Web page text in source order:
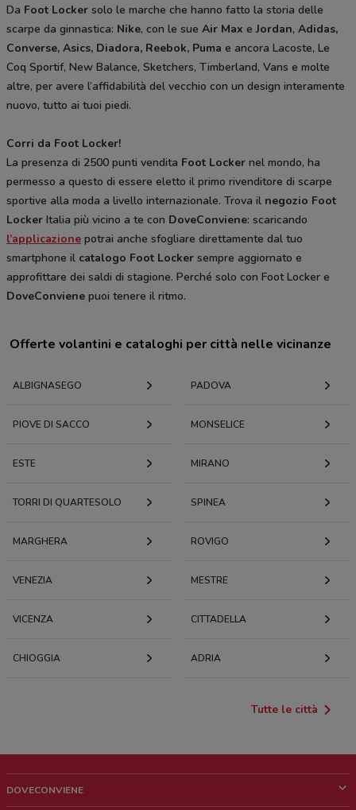
Da Foot Locker solo le marche che hanno fatto la storia delle
scarpe da ginnastica: Nike, con le sue Air Max eJordan, Adidas,
Converse, Asics, Diadora, Reebok, Puma e ancora Lacoste, Le
Coq Sportif, New Balance, Sketchers, Timberland, Vans e molte
altre, per avere l’affidabilità del vecchio con un design interamente
nuovo, tutto ai tuoi piedi.
Corri da Foot Locker!
La presenza di 2500 punti vendita Foot Locker nel mondo, ha
permesso a questo di essere eletto il primo rivenditore di scarpe
sportive alla moda a livello internazionale. Trova il negozio Foot
Locker Italia più vicino a te con DoveConviene: scaricando
l’applicazione potrai anche sfogliare direttamente dal tuo
smartphone il catalogo Foot Locker sempre aggiornato e
approfittare dei saldi di stagione. Perché solo con Foot Locker e
DoveConviene puoi tenere il ritmo.
Offerte volantini e cataloghi per città nelle vicinanze
ALBIGNASEGO PADOVA
PIOVE DI SACCO MONSELICE
ESTE MIRANO
TORRI DI QUARTESOLO SPINEA
MARGHERA ROVIGO
VENEZIA MESTRE
VICENZA CITTADELLA
CHIOGGIA ADRIA
Tutte le città
DOVECONVIENE